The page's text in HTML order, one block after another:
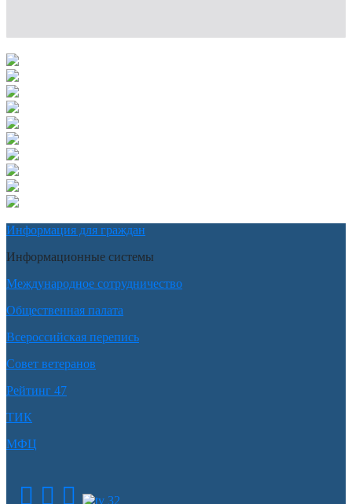
Информация для граждан
Информационные системы
Международное сотрудничество
Общественная палата
Всероссийская перепись
Совет ветеранов
Рейтинг 47
ТИК
МФЦ